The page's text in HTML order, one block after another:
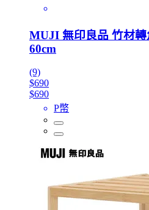
MUJI 無印良品 竹材
60cm
(9)
$690
$690
P幣